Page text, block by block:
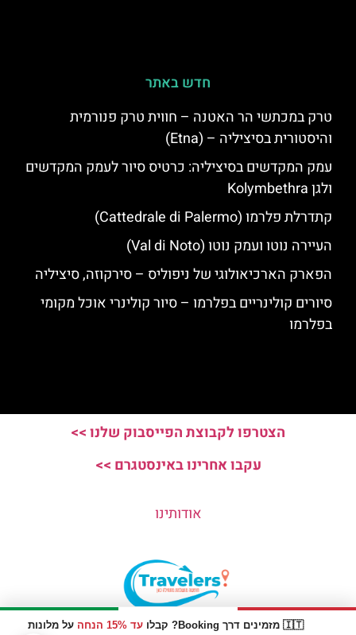
🇮🇹 מזמינים דרך Booking? קבלו עד 15% הנחה
על מלונות
חדש באתר
טרק במכתשי הר האטנה – חווית טרק פנורמית
והיסטורית בסיציליה – (Etna)
עמק המקדשים בסיציליה: כרטיס סיור לעמק המקדשים
ולגן Kolymbethra
קתדרלת פלרמו (Cattedrale di Palermo)
העיירה נוטו ועמק נוטו (Val di Noto)
הפארק הארכיאולוגי של ניפוליס – סירקוזה, סיציליה
סיורים קולינריים בפלרמו – סיור קולינרי אוכל מקומי
בפלרמו
הצטרפו לקבוצת הפייסבוק שלנו >>
עקבו אחרינו באינסטגרם >>
אודותינו